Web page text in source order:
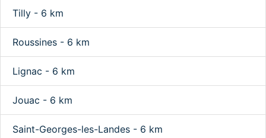
Tilly - 6 km
Roussines - 6 km
Lignac - 6 km
Jouac - 6 km
Saint-Georges-les-Landes - 6 km